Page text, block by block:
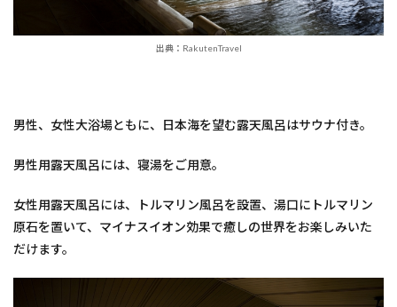
出典：RakutenTravel
男性、女性大浴場ともに、日本海を望む露天風呂はサウナ付き。
男性用露天風呂には、寝湯をご用意。
女性用露天風呂には、トルマリン風呂を設置、湯口にトルマリン
原石を置いて、マイナスイオン効果で癒しの世界をお楽しみいた
だけます。